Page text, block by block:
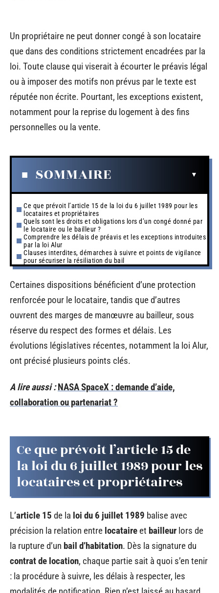
Un propriétaire ne peut donner congé à son locataire
que dans des conditions strictement encadrées par la
loi. Toute clause qui viserait à écourter le préavis légal
ou à imposer des motifs non prévus par le texte est
réputée non écrite. Pourtant, les exceptions existent,
notamment pour la reprise du logement à des fins
personnelles ou la vente.
SOMMAIRE
Ce que prévoit l’article 15 de la loi du 6 juillet 1989 pour les
locataires et propriétaires
Quels sont les droits et obligations lors d’un congé donné par
le locataire ou le bailleur ?
Comprendre les délais de préavis et les exceptions introduites
par la loi Alur
Clauses interdites, démarches à suivre et points de vigilance
pour sécuriser la résiliation du bail
Certaines dispositions bénéficient d’une protection
renforcée pour le locataire, tandis que d’autres
ouvrent des marges de manœuvre au bailleur, sous
réserve du respect des formes et délais. Les
évolutions législatives récentes, notamment la loi Alur,
ont précisé plusieurs points clés.
A lire aussi : NASA SpaceX : demande d’aide,
collaboration ou partenariat ?
Ce que prévoit l’article 15 de
la loi du 6 juillet 1989 pour les
locataires et propriétaires
L’article 15 de la loi du 6 juillet 1989 balise avec
précision la relation entre locataire et bailleur lors de
la rupture d’un bail d’habitation. Dès la signature du
contrat de location, chaque partie sait à quoi s’en tenir
: la procédure à suivre, les délais à respecter, les